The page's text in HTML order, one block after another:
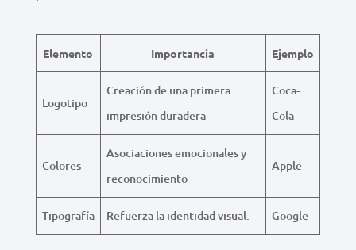
Elemento Importancia Ejemplo
Logotipo
Creación de una primera
impresión duradera
Coca-
Cola
Colores
Asociaciones emocionales y
reconocimiento
Apple
Tipografía Refuerza la identidad visual. Google